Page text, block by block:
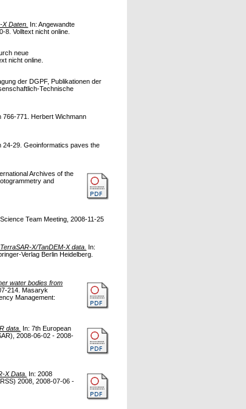
Daten. In: Angewandte
Volltext nicht online.
neue
nicht online.
der DGPF, Publikationen der
Technische
766-771. Herbert Wichmann
24-29. Geoinformatics paves the
Archives of the
and
Team Meeting, 2008-11-25
X/TanDEM-X data.
In:
Verlag Berlin Heidelberg.
water bodies from
214. Masaryk
Management:
data. In: 7th European
2008-06-02 - 2008-
X Data. In: 2008
2008, 2008-07-06 -